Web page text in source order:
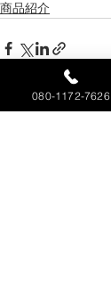
商品紹介
最新記事
080-1172-7626